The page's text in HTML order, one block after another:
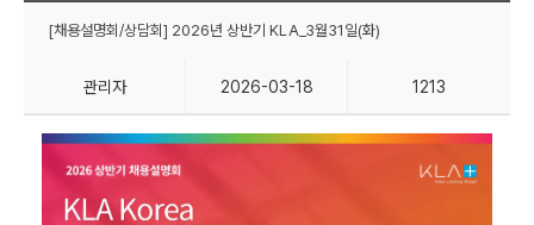
[채용설명회/상담회] 2026년 상반기 KLA_3월31일(화)
관리자 2026-03-18 1213